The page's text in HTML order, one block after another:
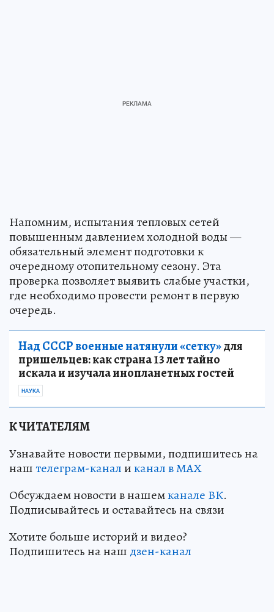
Напомним, испытания тепловых сетей
повышенным давлением холодной воды —
обязательный элемент подготовки к
очередному отопительному сезону. Эта
проверка позволяет выявить слабые участки,
где необходимо провести ремонт в первую
очередь.
Над СССР военные натянули «сетку»для
пришельцев: как страна 13 лет тайно
искала и изучала инопланетных гостей
НАУКА
К ЧИТАТЕЛЯМ
Узнавайте новости первыми, подпишитесь на
наштелеграм-каналиканал в МАХ
Обсуждаем новости в нашемканале ВК.
Подписывайтесь и оставайтесь на связи
Хотите больше историй и видео?
Подпишитесь на наш дзен-канал